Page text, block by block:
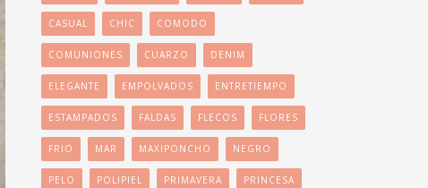
CASUAL CHIC COMODO
COMUNIONES CUARZO DENIM
ELEGANTE EMPOLVADOS ENTRETIEMPO
ESTAMPADOS FALDAS FLECOS FLORES
FRIO MAR MAXIPONCHO NEGRO
PELO POLIPIEL PRIMAVERA PRINCESA